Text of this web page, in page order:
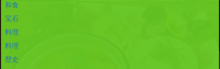
和食
宝石
料理
料理
歴史